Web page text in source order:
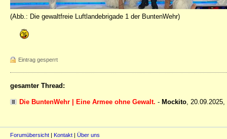
(Abb.: Die gewaltfreie Luftlandebrigade 1 der BuntenWehr)
Eintrag gesperrt
gesamter Thread:
Die BuntenWehr | Eine Armee ohne Gewalt. - Mockito,
Forumübersicht | Kontakt | Über uns